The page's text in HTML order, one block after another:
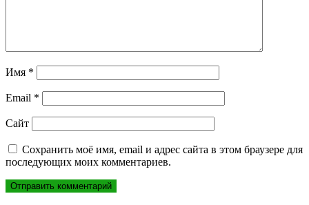
Имя *
Email *
Сайт
Сохранить моё имя, email и адрес сайта в этом браузере для
последующих моих комментариев.